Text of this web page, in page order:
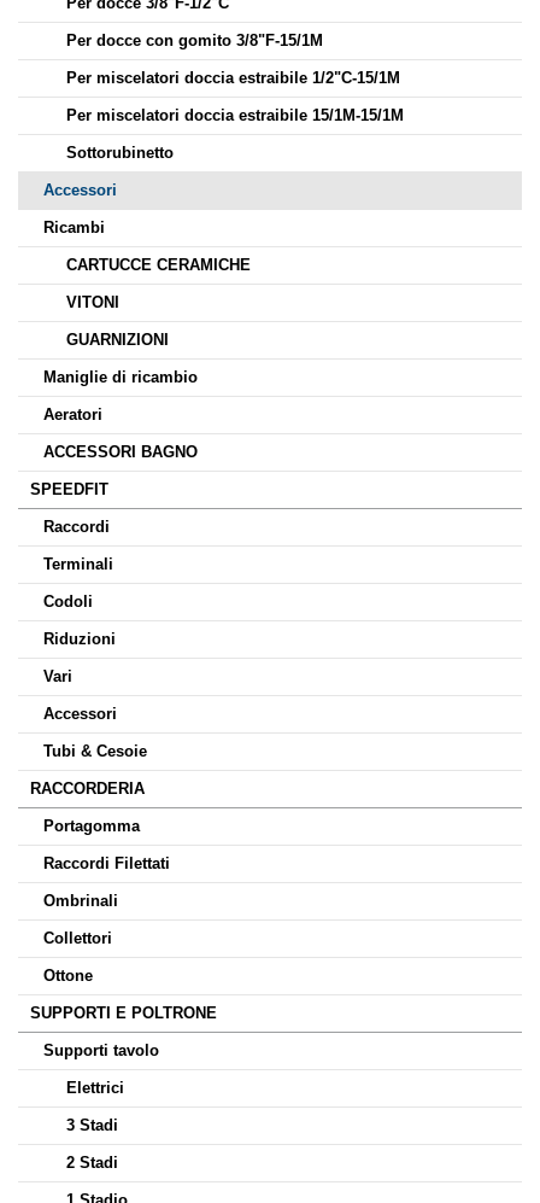
Per docce con gomito 3/8"F-15/1M
Per miscelatori doccia estraibile 1/2"C-15/1M
Per miscelatori doccia estraibile 15/1M-15/1M
Sottorubinetto
Accessori
Ricambi
CARTUCCE CERAMICHE
VITONI
GUARNIZIONI
Maniglie di ricambio
Aeratori
ACCESSORI BAGNO
SPEEDFIT
Raccordi
Terminali
Codoli
Riduzioni
Vari
Accessori
Tubi & Cesoie
RACCORDERIA
Portagomma
Raccordi Filettati
Ombrinali
Collettori
Ottone
SUPPORTI E POLTRONE
Supporti tavolo
Elettrici
3 Stadi
2 Stadi